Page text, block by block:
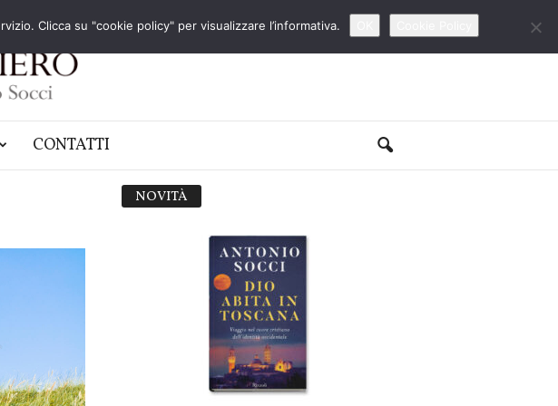
CONTATTI
NOVITÀ
Clicca su "cookie policy" per visualizzare l’informativa.